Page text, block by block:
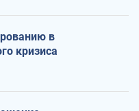
в
кризиса